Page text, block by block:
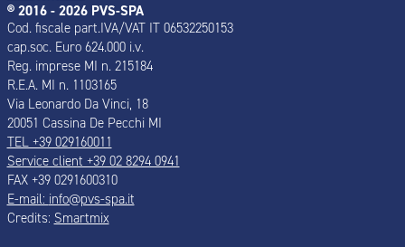
® 2016 - 2026 PVS-SPA
Cod. fiscale part.IVA/VAT IT 06532250153
cap.soc. Euro 624.000 i.v.
Reg. imprese MI n. 215184
R.E.A. MI n. 1103165
Via Leonardo Da Vinci, 18
20051 Cassina De Pecchi MI
TEL +39 029160011
Service client +39 02 8294 0941
FAX +39 0291600310
E-mail: info@pvs-spa.it
Credits: Smartmix